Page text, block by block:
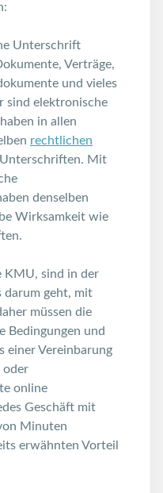
Unterschrift
Verträge,
und vieles
sind elektronische
in allen
rechtlichen
Mit
denselben
Wirksamkeit wie
KMU, sind in der
darum geht, mit
müssen die
Bedingungen und
einer Vereinbarung
oder
online
Geschäft mit
Minuten
erwähnten Vorteil